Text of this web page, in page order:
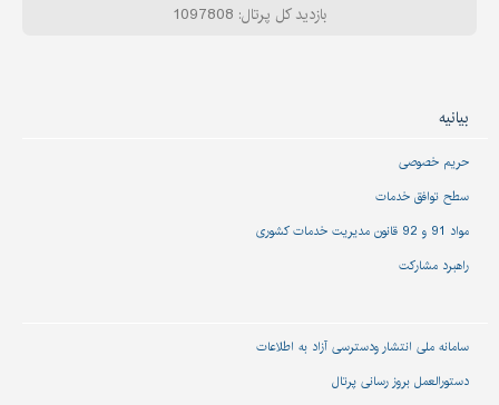
بازدید کل پرتال: 1097808
بیانیه
حریم خصوصی
سطح توافق خدمات
مواد 91 و 92 قانون مدیریت خدمات کشوری
راهبرد مشارکت
سامانه ملی انتشار و‌دسترسی آزاد به اطلاعات
دستورالعمل بروز رسانی پرتال